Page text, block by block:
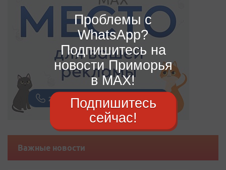
Важные новости
Проблемы с
WhatsApp?
Подпишитесь на
новости Приморья
в MAX!
Подпишитесь
сейчас!